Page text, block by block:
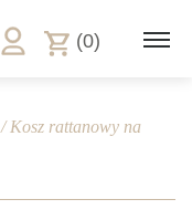
(0)
/ Kosz rattanowy na